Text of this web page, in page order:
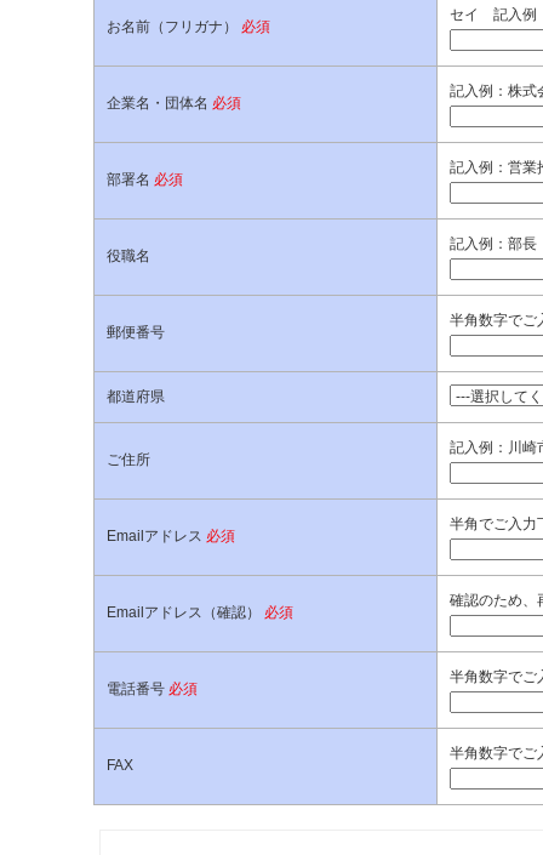
お名前（フリガナ） 必須
セイ 記入例
企業名・団体名 必須
記入例：株式
部署名 必須
記入例：営業
役職名
記入例：部長
郵便番号
半角数字でご
都道府県
ご住所
記入例：川崎
Emailアドレス 必須
半角でご入力
Emailアドレス（確認） 必須
確認のため、
電話番号 必須
半角数字でご
FAX
半角数字でご